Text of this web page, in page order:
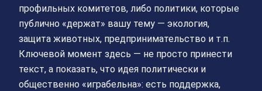
профильных комитетов, либо политики, которые
публично «держат» вашу тему — экология,
защита животных, предпринимательство и т.п.
Ключевой момент здесь — не просто принести
текст, а показать, что идея политически и
общественно «играбельна»: есть поддержка,